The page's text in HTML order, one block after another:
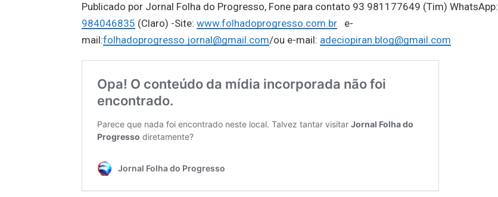
Publicado por Jornal Folha do Progresso, Fone para contato 93 981177649 (Tim) WhatsApp:
984046835 (Claro) -Site: www.folhadoprogresso.com.br e-
mail:folhadoprogresso.jornal@gmail.com/ou e-mail: adeciopiran.blog@gmail.com